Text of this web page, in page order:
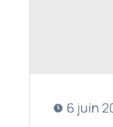
6 juin